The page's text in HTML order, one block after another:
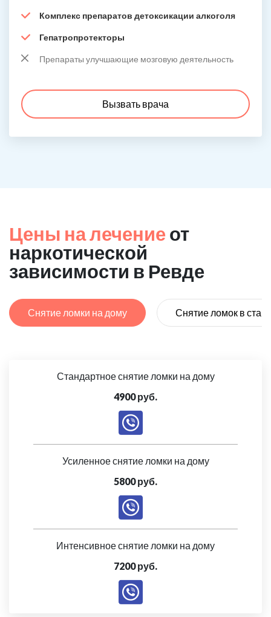
Комплекс препаратов детоксикации алкоголя
Гепатропротекторы
Препараты улучшающие мозговую деятельность
Вызвать врача
Цены на лечение от
наркотической
зависимости в Ревде
Снятие ломки на дому Снятие ломок в
Стандартное снятие ломки на дому
4900 руб.
Усиленное снятие ломки на дому
5800 руб.
Интенсивное снятие ломки на дому
7200 руб.